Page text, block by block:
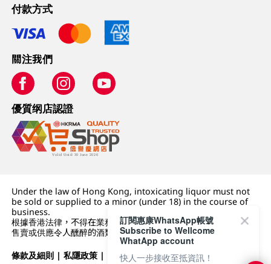
付款方式
關注我們
優質纲店認證
Under the law of Hong Kong, intoxicating liquor must not
be sold or supplied to a minor (under 18) in the course of
business.
根據香港法律，不得在業務過程中，向未成年人 (18 歲以下人士)
售賣或供應令人醺醉的酒類。
條款及細則 |私隱政策 | DFI零售集團
訂閱惠康WhatsApp帳號
Subscribe to Wellcome
WhatApp account
快人一步接收至抵資訊！